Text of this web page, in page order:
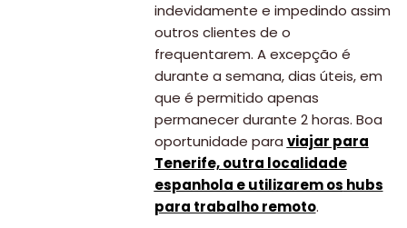
Restaurantes
Praias
Paradisíacas
Swimwear
Eventos
Água
&
indevidamente e impedindo assim
outros clientes de o
frequentarem. A excepção é
durante a semana, dias úteis, em
que é permitido apenas
permanecer durante 2 horas. Boa
oportunidade para viajar para
Tenerife, outra localidade
espanhola e utilizarem os hubs
para trabalho remoto.